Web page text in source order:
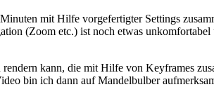
mit Hilfe vorgefertigter Settings
(Zoom etc.) ist noch etwas
kann, die mit Hilfe von Keyframes
bin ich dann auf Mandelbulber